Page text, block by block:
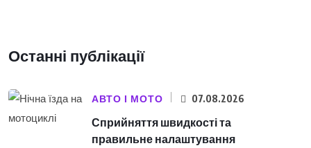
Останні публікації
АВТО І МОТО 07.08.2026
Сприйняття швидкості та
правильне налаштування